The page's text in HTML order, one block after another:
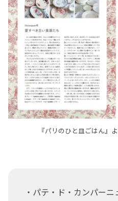
『パリのひと皿ごはん』
・パテ・ド・カンパー